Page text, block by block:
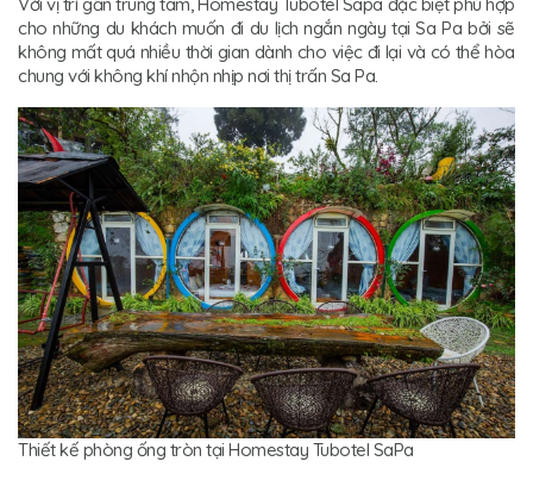
cho những du khách muốn đi du lịch ngắn ngày tại Sa Pa bởi sẽ
không mất quá nhiều thời gian dành cho việc đi lại và có thể hòa
chung với không khí nhộn nhịp nơi thị trấn Sa Pa.
Thiết kế phòng ống tròn tại Homestay Tubotel SaPa